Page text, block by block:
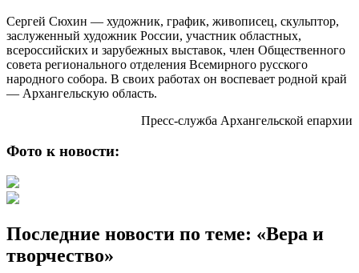
Сергей Сюхин — художник, график, живописец, скульптор,
заслуженный художник России, участник областных,
всероссийских и зарубежных выставок, член Общественного
совета регионального отделения Всемирного русского
народного собора. В своих работах он воспевает родной край
— Архангельскую область.
Пресс-служба Архангельской епархии
Фото к новости:
Последние новости по теме: «Вера и
творчество»